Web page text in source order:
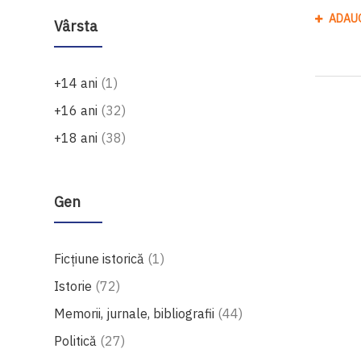
Vârsta
+14 ani 1produs
+16 ani 32produse
+18 ani 38produse
Gen
Ficțiune istorică 1produs
Istorie 72produse
Memorii, jurnale, bibliografii 44produse
Politică 27produse